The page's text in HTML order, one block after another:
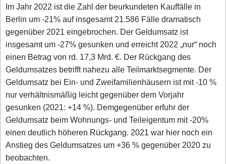
Im Jahr 2022 ist die Zahl der beurkundeten Kauffälle in
Berlin um -21% auf insgesamt 21.586 Fälle dramatisch
gegenüber 2021 eingebrochen. Der Geldumsatz ist
insgesamt um -27% gesunken und erreicht 2022 „nur“ noch
einen Betrag von rd. 17,3 Mrd. €. Der Rückgang des
Geldumsatzes betrifft nahezu alle Teilmarktsegmente. Der
Geldumsatz bei Ein- und Zweifamilienhäusern ist mit -10 %
nur verhältnismäßig leicht gegenüber dem Vorjahr
gesunken (2021: +14 %). Demgegenüber erfuhr der
Geldumsatz beim Wohnungs- und Teileigentum mit -20%
einen deutlich höheren Rückgang. 2021 war hier noch ein
Anstieg des Geldumsatzes um +36 % gegenüber 2020 zu
beobachten.